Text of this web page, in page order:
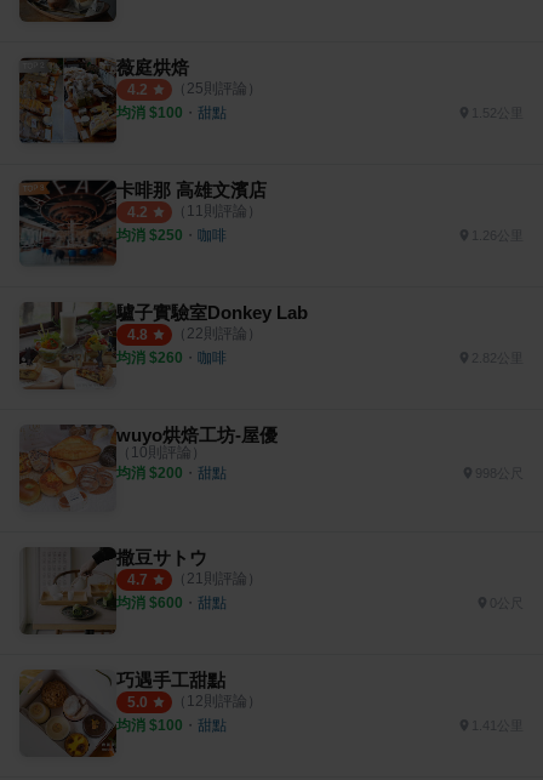
薇庭烘焙
4.2 （ 25則評論）
均消 $100 ・ 甜點 1.52公里
卡啡那 高雄文濱店
4.2 （ 11則評論）
均消 $250 ・ 咖啡
驢子實驗室Donkey Lab
4.8 （ 22則評論）
均消 $260 ・ 咖啡
wuyo烘焙工坊-屋優
（ 10則評論）
均消 $200 ・ 甜點
撒豆サトウ
4.7 （ 21則評論）
均消 $600 ・ 甜點
巧遇手工甜點
5.0 （ 12則評論）
均消 $100 ・ 甜點